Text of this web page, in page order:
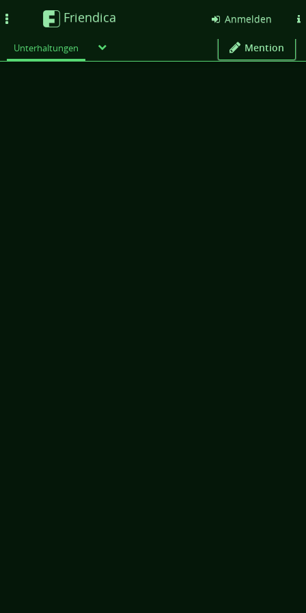
Friendica Anmelden
Unterhaltungen Mention